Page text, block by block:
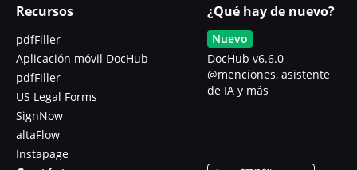
Recursos
pdfFiller
Aplicación móvil DocHub
pdfFiller
US Legal Forms
SignNow
altaFlow
Instapage
¿Qué hay de nuevo?
Nuevo
DocHub v6.6.0 -
@menciones, asistente
de IA y más